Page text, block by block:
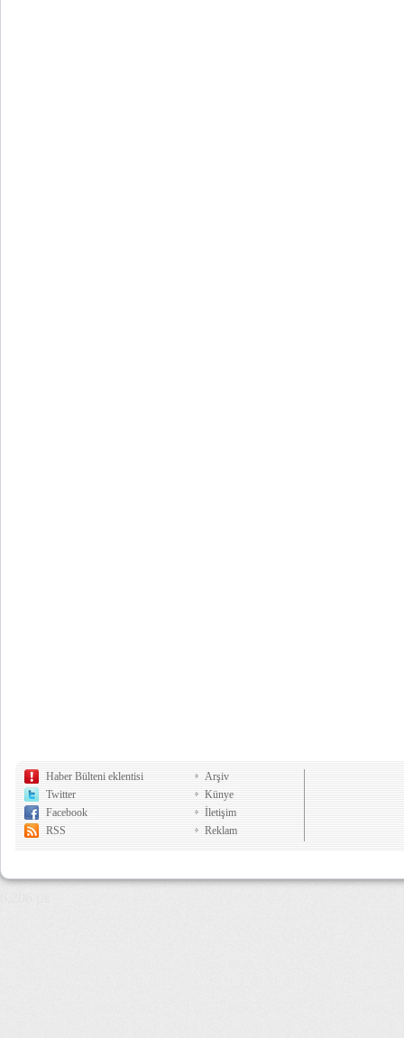
Haber Bülteni eklentisi
Twitter
Facebook
RSS
Arşiv
Künye
İletişim
Reklam